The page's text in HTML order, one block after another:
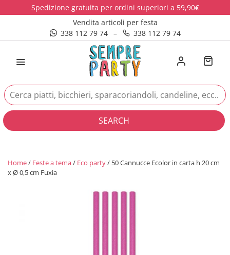
Spedizione gratuita per ordini superiori a 59,90€
Vendita articoli per festa
338 112 79 74
– 338 112 79 74
SEARCH
Home/ Feste a tema/ Eco party/ 50 Cannucce Ecolor in carta h 20 cm
x Ø 0,5 cm Fuxia